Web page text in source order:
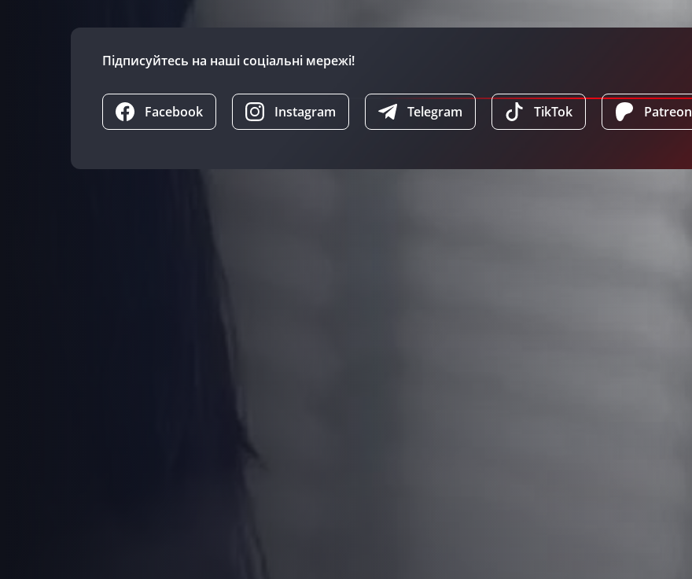
Підписуйтесь на наші соціальні мережі!
Facebook Instagram Telegram TikTok Patreon